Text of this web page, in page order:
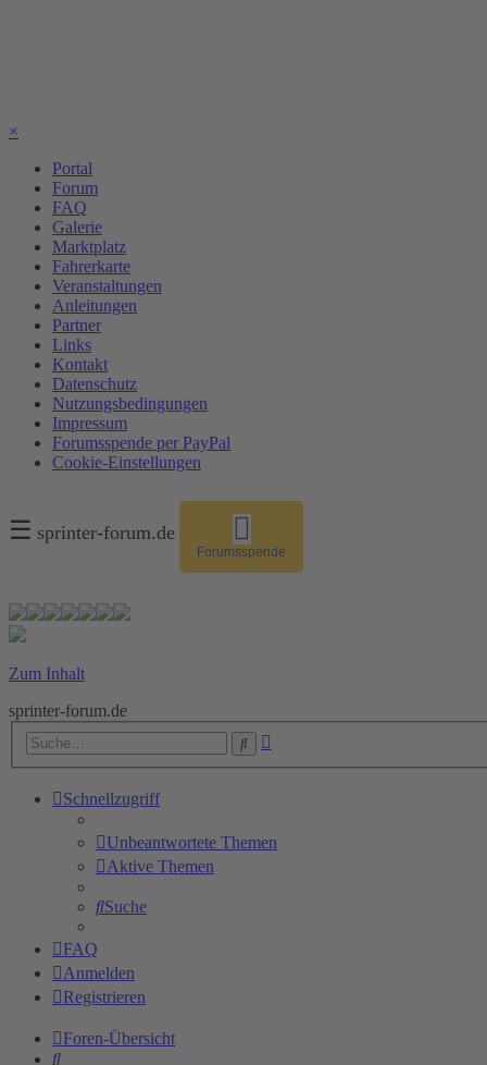
×
Portal
Forum
FAQ
Galerie
Marktplatz
Fahrerkarte
Veranstaltungen
Anleitungen
Partner
Links
Kontakt
Datenschutz
Nutzungsbedingungen
Impressum
Forumsspende per PayPal
Cookie-Einstellungen
☰ sprinter-forum.de
Forumsspende
Zum Inhalt
sprinter-forum.de
Suche
Schnellzugriff
Unbeantwortete Themen
Aktive Themen
Suche
FAQ
Anmelden
Registrieren
Foren-Übersicht
Suche